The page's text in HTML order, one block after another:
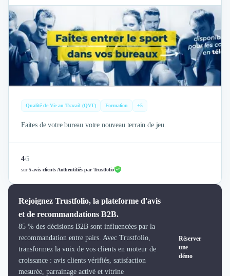
Publicité
Communication
Influence Marketing
Veille commerciale
Photographie
Études Marketing
Présentations PowerPoint
SMS Marketing
Email Marketing
Logiciel Commercial
Assurance
Expertise Comptable
Subventions & Aides
Levée de fonds
Droit des Affaires
Externalisation Administrative
Direction Financière Externalisée (DAF)
Transactions Services
Restructuring
Qualité de Vie au Travail (QVT) Formation +5
Faites de votre bureau votre nouveau terrain de jeu.
4/5
sur5 avis clients Authentifiés par Trustfolio
Rejoignez Trustfolio, la plateforme d'avis
et de recommandations B2B.
85 % des décisions B2B sont influencées par la
recommandation entre pairs. Avec Trustfolio,
transformez la voix de vos clients en moteur de
croissance : avis clients vérifiés, satisfaction
mesurée, parrainage activé et vitrine
Réserver
une
démo